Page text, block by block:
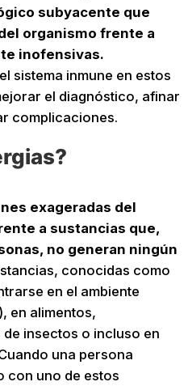
subyacente que
organismo frente a
inofensivas.
sistema inmune en estos
el diagnóstico, afinar
complicaciones.
exageradas del
a sustancias que,
no generan ningún
conocidas como
en el ambiente
en alimentos,
insectos o incluso en
una persona
con uno de estos